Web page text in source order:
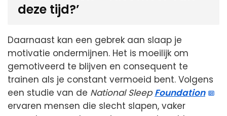
deze tijd?’
Daarnaast kan een gebrek aan slaap je
motivatie ondermijnen. Het is moeilijk om
gemotiveerd te blijven en consequent te
trainen als je constant vermoeid bent. Volgens
een studie van de National Sleep Foundation
ervaren mensen die slecht slapen, vaker